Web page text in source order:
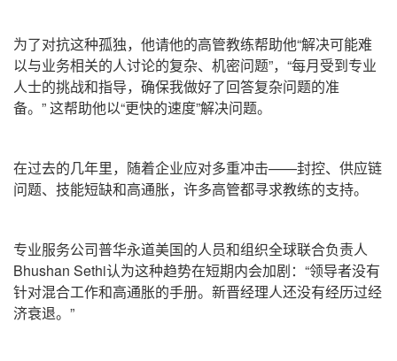
为了对抗这种孤独，他请他的高管教练帮助他“解决可能难
以与业务相关的人讨论的复杂、机密问题”，“每月受到专业
人士的挑战和指导，确保我做好了回答复杂问题的准
备。” 这帮助他以“更快的速度”解决问题。
在过去的几年里，随着企业应对多重冲击——封控、供应链
问题、技能短缺和高通胀，许多高管都寻求教练的支持。
专业服务公司普华永道美国的人员和组织全球联合负责人
Bhushan Sethi认为这种趋势在短期内会加剧：“领导者没有
针对混合工作和高通胀的手册。新晋经理人还没有经历过经
济衰退。”